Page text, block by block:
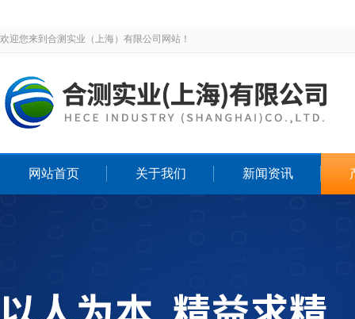
欢迎您来到合测实业（上海）有限公司网站！
网站首页 关于我们 新闻资讯